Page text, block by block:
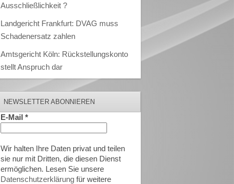
Ausschließlichkeit ?
Landgericht Frankfurt: DVAG muss
Schadenersatz zahlen
Amtsgericht Köln: Rückstellungskonto
stellt Anspruch dar
NEWSLETTER ABONNIEREN
E-Mail *
Wir halten Ihre Daten privat und teilen
sie nur mit Dritten, die diesen Dienst
ermöglichen. Lesen Sie unsere
Datenschutzerklärungfür weitere